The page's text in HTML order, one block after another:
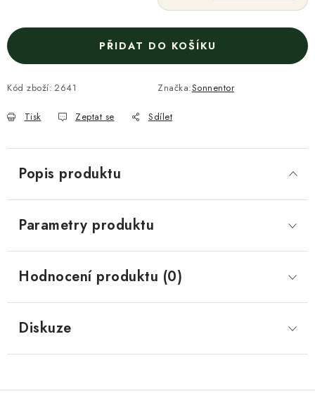
PŘIDAT DO KOŠÍKU
Kód zboží: 2641 Značka:Sonnentor
Tisk Zeptat se Sdílet
Popis produktu
Parametry produktu
Hodnocení produktu (0)
Diskuze